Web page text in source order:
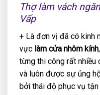
Thợ làm vách
Vấp
+ Là đơn vị đã có kinh
vực làm cửa nhôm kính
từng thi công rất nhiều
và luôn được sự ủng
bởi thái độ phục vụ